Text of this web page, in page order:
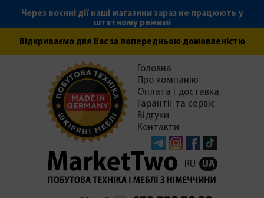
Через воєнні дії наші магазини зараз не працюють у
штатному режимі
Відкриваємо для Вас за попередньою домовленістю
TelegramInstagramFacebook
Головна
Про компанію
Оплата і доставка
Гарантії та сервіс
Відгуки
Контакти
RU UA